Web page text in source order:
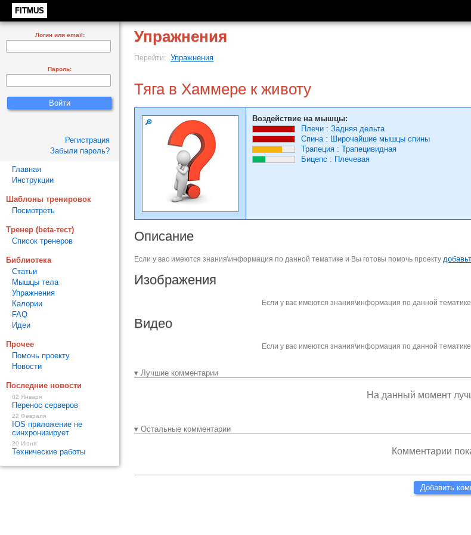
FITMUS
Упражнения
Перейти: Упражнения
Тяга в Хаммере к животу
Воздействие на мышцы:
Плечи : Задняя дельта
Спина: Широчайшие мышцы спины
Трапеция : Трапецивидная
Бицепс : Плечевая
Описание
Если у вас имеются знания\информация по данной тематике и Вы готовы помочь проекту
Изображения
Если у вас имеются знания\информация по данной
Видео
Если у вас имеются знания\информация по данной
▾ Лучшие комментарии
На данный момент
▾ Остальные комментарии
Комментарии
Добавить
Логин или email:
Пароль:
Регистрация
Забыли пароль?
Главная
Инструкции
Шаблоны тренировок
Посмотреть
Тренер (beta-тест)
Список тренеров
Библиотека
Статьи
Мышцы тела
Упражнения
Калории
FAQ
Идеи
Прочее
Помочь проекту
Новости
Последние новости
02 Января
Перенос серверов
22 Февраля
IOS приложение не
синхронизирует
20 Июня
Технические работы